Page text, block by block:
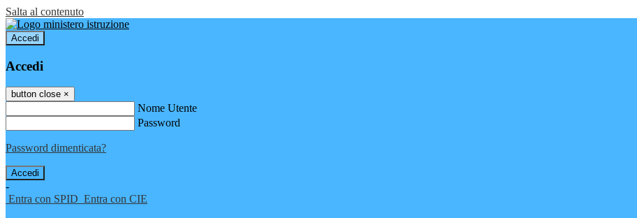
Salta al contenuto
Accedi
Accedi
button close ×
Nome Utente
Password
Password dimenticata?
-
Entra con SPID Entra con CIE